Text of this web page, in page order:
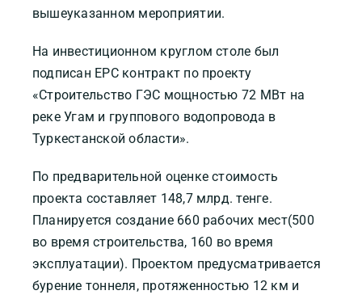
вышеуказанном мероприятии.
На инвестиционном круглом столе был
подписан EPC контракт по проекту
«Строительство ГЭС мощностью 72 МВт на
реке Угам и группового водопровода в
Туркестанской области».
По предварительной оценке стоимость
проекта составляет 148,7 млрд. тенге.
Планируется создание 660 рабочих мест(500
во время строительства, 160 во время
эксплуатации). Проектом предусматривается
бурение тоннеля, протяженностью 12 км и